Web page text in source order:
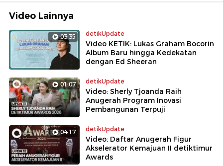
Video Lainnya
03:35 detikUpdate
Video KETIK: Lukas Graham Bocorin
Album Baru hingga Kedekatan
dengan Ed Sheeran
01:07 detikUpdate
Video: Sherly Tjoanda Raih
Anugerah Program Inovasi
Pembangunan Terpuji
04:17 detikUpdate
Video: Daftar Anugerah Figur
Akselerator Kemajuan II detiktimur
Awards